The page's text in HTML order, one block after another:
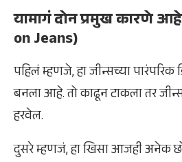
यामागं दोन प्रमुख कारणे
on Jeans)
पहिलं म्हणजे, हा जीन्सच्या पारंपरिक
बनला आहे. तो काढून टाकला तर
हरवेल.
दुसरे म्हणजं, हा खिसा आजही अनेक